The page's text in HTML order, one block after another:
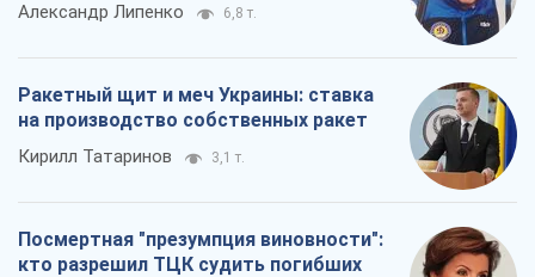
Александр Липенко 6,8 т.
Ракетный щит и меч Украины: ставка
на производство собственных ракет
Кирилл Татаринов 3,1 т.
Посмертная "презумпция виновности":
кто разрешил ТЦК судить погибших